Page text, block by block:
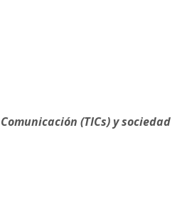
(TICs) y sociedad